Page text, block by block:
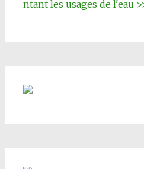
les usages de l'eau >>